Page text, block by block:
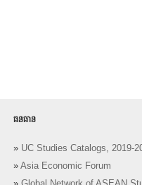
ធនធាន
» UC Studies Catalogs, 2019-
» Asia Economic Forum